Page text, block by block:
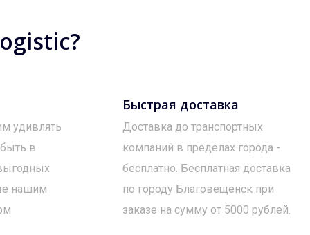
удивлять
в
нашим
Быстрая доставка
Доставка до транспортных
компаний в пределах города -
бесплатно. Бесплатная доставка
по городу Благовещенск при
заказе на сумму от 5000 рублей.